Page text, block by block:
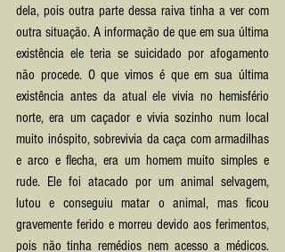
dela, pois outra parte dessa raiva tinha a ver com
outra situação. A informação de que em sua última
existência ele teria se suicidado por afogamento
não procede. O que vimos é que em sua última
existência antes da atual ele vivia no hemisfério
norte, era um caçador e vivia sozinho num local
muito inóspito, sobrevivia da caça com armadilhas
e arco e flecha, era um homem muito simples e
rude. Ele foi atacado por um animal selvagem,
lutou e conseguiu matar o animal, mas ficou
gravemente ferido e morreu devido aos ferimentos,
pois não tinha remédios nem acesso a médicos.